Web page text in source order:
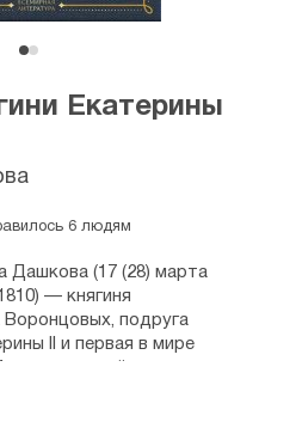
Екатерины
6 людям
Дашкова (17 (28) марта
— княгиня
подруга
II и первая в мире
академии наук).